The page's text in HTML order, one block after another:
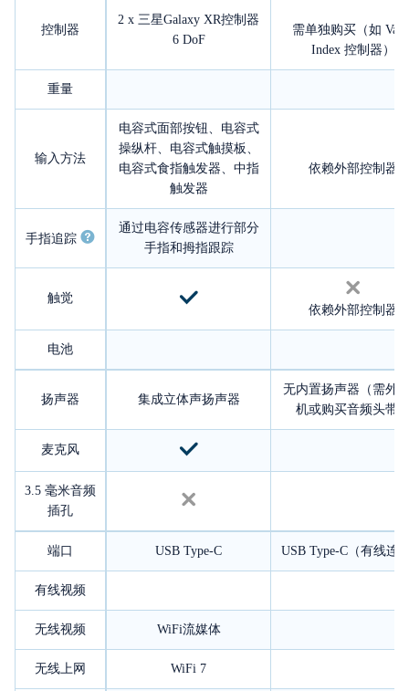
控制器
2 x 三星Galaxy XR控制器
6 DoF
需单独购买（如
Index 控制器）
重量
输入方法
电容式面部按钮、电容式
操纵杆、电容式触摸板、
电容式食指触发器、中指
触发器
依赖外部控制器
手指追踪
通过电容传感器进行部分
手指和拇指跟踪
触觉
依赖外部控制器
电池
扬声器 集成立体声扬声器
无内置扬声器（需外
机或购买音频头带
麦克风
3.5 毫米音频
插孔
端口 USB Type-C USB Type-C（有线连
有线视频
无线视频 WiFi流媒体
无线上网 WiFi 7